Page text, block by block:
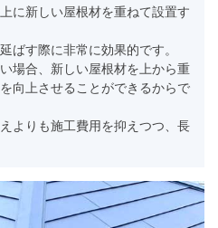
に新しい屋根材を重ねて設置す
ばす際に非常に効果的です。
場合、新しい屋根材を上から重
向上させることができるからで
よりも施工費用を抑えつつ、長